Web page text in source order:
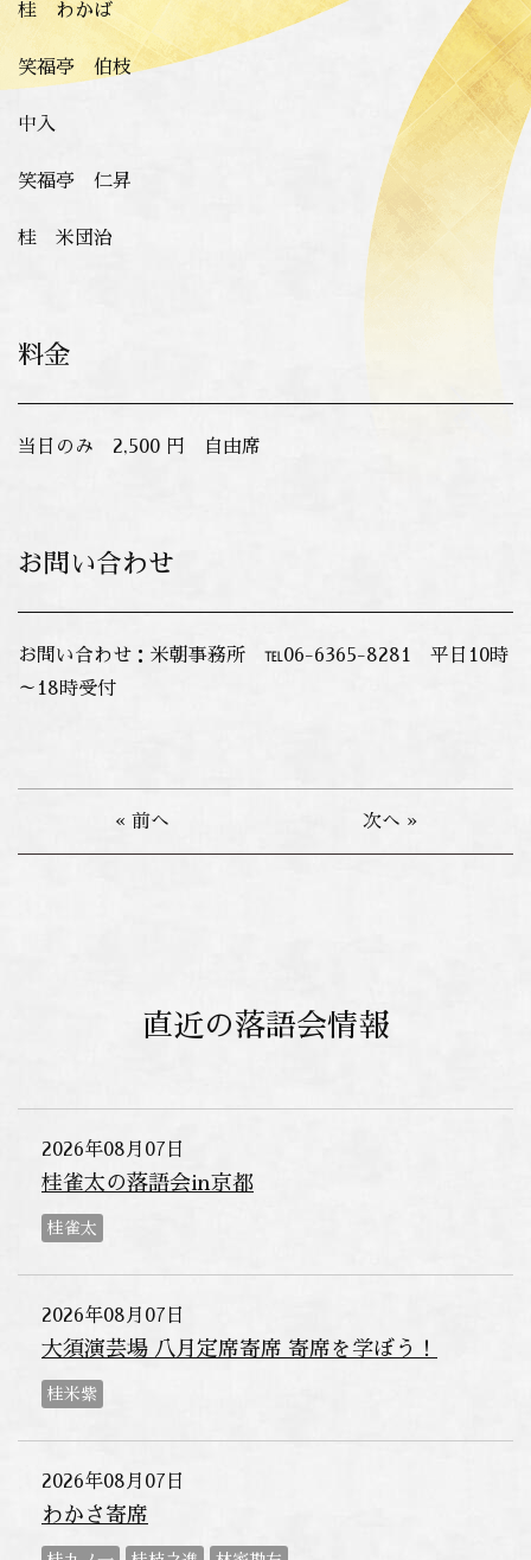
桂 わかば
笑福亭 伯枝
中入
笑福亭 仁昇
桂 米団治
料金
当日のみ 2,500 円 自由席
お問い合わせ
お問い合わせ：米朝事務所 ℡06-6365-8281 平日10時
～18時受付
« 前へ 次へ »
直近の落語会情報
2026年08月07日
桂雀太の落語会in京都
桂雀太
2026年08月07日
大須演芸場 八月定席寄席 寄席を学ぼう！
桂米紫
2026年08月07日
わかさ寄席